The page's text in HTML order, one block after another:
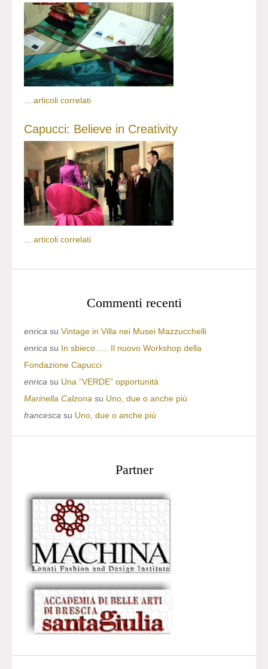
... articoli correlati
Capucci: Believe in Creativity
articoli correlati
Commenti recenti
enrica su Vintage in Villa nei Musei Mazzucchelli
enrica su In sbieco….. Il nuovo Workshop della
Fondazione Capucci
enrica su Una “VERDE” opportunità
Marinella Calzona su Uno, due o anche più
francesca su Uno, due o anche più
Partner